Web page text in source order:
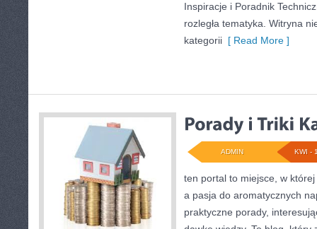
Inspiracje i Poradnik
rozległa tematyka. Witryna
kategorii [ Read More ]
KWI -
ADMIN
ten portal to miejsce, w
a pasja do aromatycznych
praktyczne porady,